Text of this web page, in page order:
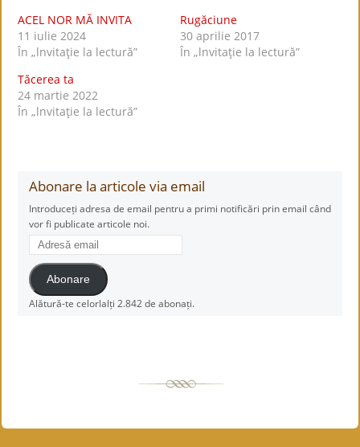
ACEL NOR MĂ INVITA
11 iulie 2024
În „lnvitaţie la lectură”
Rugăciune
30 aprilie 2017
În „lnvitaţie la lectură”
Tăcerea ta
24 martie 2022
În „lnvitaţie la lectură”
Abonare la articole via email
Introduceți adresa de email pentru a primi notificări prin email când
vor fi publicate articole noi.
Adresă
email
Abonare
Alătură-te celorlalți 2.842 de abonați.